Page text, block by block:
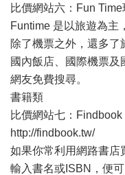
比價網站六：Fun
Funtime 是以旅遊為主
除了機票之外，還多
國內飯店、國際機票
網友免費搜尋。
書籍類
比價網站七：Findbook
http://findbook.tw/
如果你常利用網路書店
輸入書名或ISBN，便